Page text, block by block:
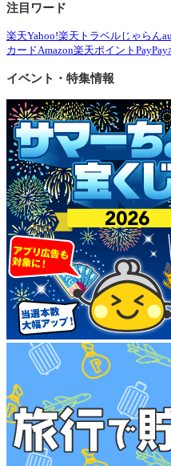
注目ワード
楽天Yahoo!楽天トラベル じゃらん
カードAmazon楽天ポイント
イベント・特集情報